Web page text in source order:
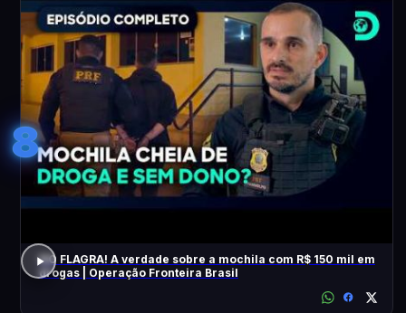
8
NO FLAGRA! A verdade sobre a mochila com R$ 150 mil em
drogas | Operação Fronteira Brasil